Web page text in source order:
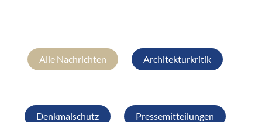
Alle Nachrichten Architekturkritik
Denkmalschutz Pressemitteilungen